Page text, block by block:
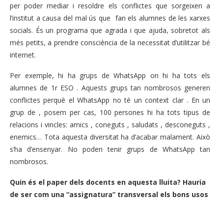
per poder mediar i resoldre els conflictes que sorgeixen a
l’institut a causa del mal ús que fan els alumnes de les xarxes
socials. És un programa que agrada i que ajuda, sobretot als
més petits, a prendre consciència de la necessitat d’utilitzar bé
internet.
Per exemple, hi ha grups de WhatsApp on hi ha tots els
alumnes de 1r ESO . Aquests grups tan nombrosos generen
conflictes perquè el WhatsApp no té un context clar . En un
grup de , posem per cas, 100 persones hi ha tots tipus de
relacions i vincles: amics , coneguts , saludats , desconeguts ,
enemics… Tota aquesta diversitat ha d’acabar malament. Això
s’ha d’ensenyar. No poden tenir grups de WhatsApp tan
nombrosos.
Quin és el paper dels docents en aquesta lluita? Hauria
de ser com una “assignatura” transversal els bons usos